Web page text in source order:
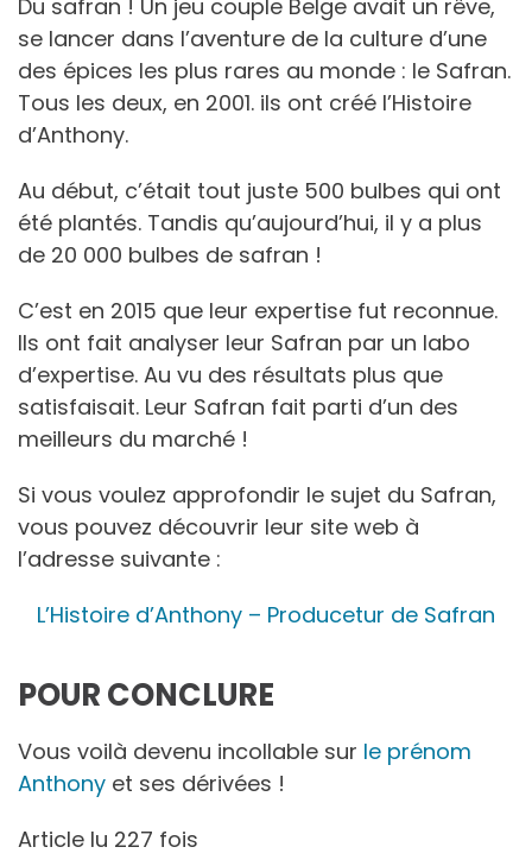
Du safran ! Un jeu couple Belge avait un rêve,
se lancer dans l’aventure de la culture d’une
des épices les plus rares au monde : le Safran.
Tous les deux, en 2001. ils ont créé l’Histoire
d’Anthony.
Au début, c’était tout juste 500 bulbes qui ont
été plantés. Tandis qu’aujourd’hui, il y a plus
de 20 000 bulbes de safran !
C’est en 2015 que leur expertise fut reconnue.
Ils ont fait analyser leur Safran par un labo
d’expertise. Au vu des résultats plus que
satisfaisait. Leur Safran fait parti d’un des
meilleurs du marché !
Si vous voulez approfondir le sujet du Safran,
vous pouvez découvrir leur site web à
l’adresse suivante :
L’Histoire d’Anthony – Producetur de Safran
POUR CONCLURE
Vous voilà devenu incollable sur le prénom
Anthony et ses dérivées !
Article lu 227 fois